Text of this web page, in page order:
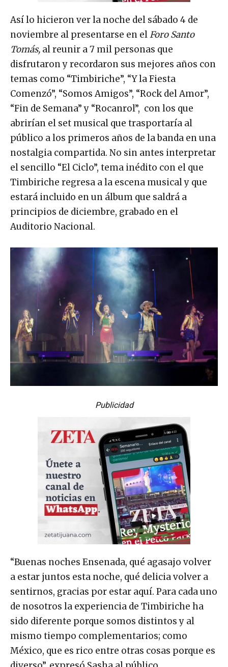
Así lo hicieron ver la noche del sábado 4 de
noviembre al presentarse en elForo Santo
Tomás, al reunir a 7 mil personas que
disfrutaron y recordaron sus mejores años con
temas como “Timbiriche”, “Y la Fiesta
Comenzó”, “Somos Amigos”, “Rock del Amor”,
“Fin de Semana” y “Rocanrol”, con los que
abrirían el set musical que trasportaría al
público a los primeros años de la banda en una
nostalgia compartida. No sin antes interpretar
el sencillo “El Ciclo”, tema inédito con el que
Timbiriche regresa a la escena musical y que
estará incluido en un álbum que saldrá a
principios de diciembre, grabado en el
Auditorio Nacional.
Publicidad
“Buenas noches Ensenada, qué agasajo volver
a estar juntos esta noche, qué delicia volver a
sentirnos, gracias por estar aquí. Para cada uno
de nosotros la experiencia de Timbiriche ha
sido diferente porque somos distintos y al
mismo tiempo complementarios; como
México, que es rico entre otras cosas porque es